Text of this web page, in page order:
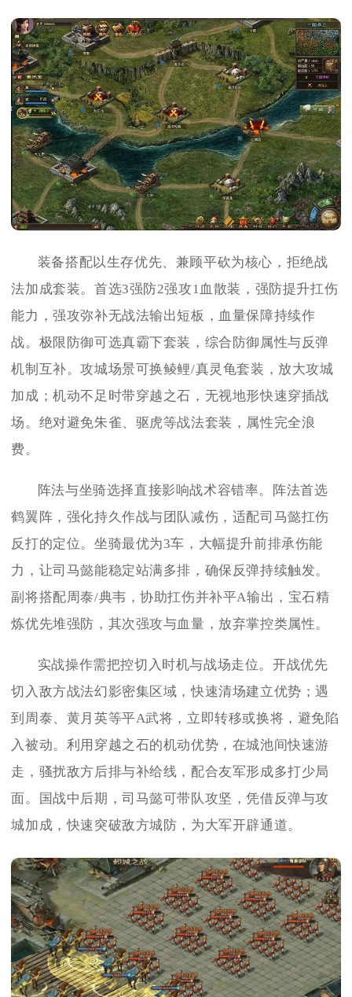
装备搭配以生存优先、兼顾平砍为核心，拒绝战
法加成套装。首选3强防2强攻1血散装，强防提升扛伤
能力，强攻弥补无战法输出短板，血量保障持续作
战。极限防御可选真霸下套装，综合防御属性与反弹
机制互补。攻城场景可换鲮鲤/真灵龟套装，放大攻城
加成；机动不足时带穿越之石，无视地形快速穿插战
场。绝对避免朱雀、驱虎等战法套装，属性完全浪
费。
阵法与坐骑选择直接影响战术容错率。阵法首选
鹤翼阵，强化持久作战与团队减伤，适配司马懿扛伤
反打的定位。坐骑最优为3车，大幅提升前排承伤能
力，让司马懿能稳定站满多排，确保反弹持续触发。
副将搭配周泰/典韦，协助扛伤并补平A输出，宝石精
炼优先堆强防，其次强攻与血量，放弃掌控类属性。
实战操作需把控切入时机与战场走位。开战优先
切入敌方战法幻影密集区域，快速清场建立优势；遇
到周泰、黄月英等平A武将，立即转移或换将，避免陷
入被动。利用穿越之石的机动优势，在城池间快速游
走，骚扰敌方后排与补给线，配合友军形成多打少局
面。国战中后期，司马懿可带队攻坚，凭借反弹与攻
城加成，快速突破敌方城防，为大军开辟通道。